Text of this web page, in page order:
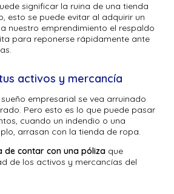
significar la ruina de una tienda
esto se puede evitar al adquirir un
nuestro emprendimiento el respaldo
para reponerse rápidamente ante
activos y mercancía
empresarial se vea arruinado
Pero esto es lo que puede pasar
cuando un indendio o una
arrasan con la tienda de ropa.
de contar con una póliza que
de los activos y mercancías del